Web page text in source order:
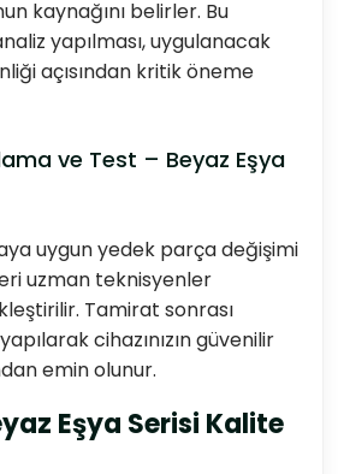
kaynağını belirler. Bu
yapılması, uygulanacak
açısından kritik öneme
ve Test – Beyaz Eşya
uygun yedek parça değişimi
uzman teknisyenler
Tamirat sonrası
cihazınızın güvenilir
emin olunur.
Eşya Serisi Kalite